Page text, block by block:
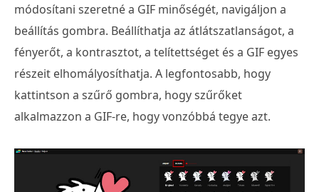
módosítani szeretné a GIF minőségét, navigáljon a
beállítás gombra. Beállíthatja az átlátszatlanságot, a
fényerőt, a kontrasztot, a telítettséget és a GIF egyes
részeit elhomályosíthatja. A legfontosabb, hogy
kattintson a szűrő gombra, hogy szűrőket
alkalmazzon a GIF-re, hogy vonzóbbá tegye azt.